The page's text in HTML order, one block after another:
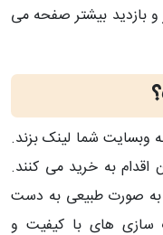
بازدید بیشتر صفحه می
شما لینک بزند.
اقدام به خرید می کنند.
به صورت طبیعی به دست
سازی های با کیفیت و